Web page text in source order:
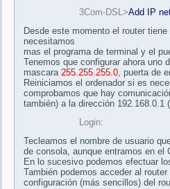
3Com-DSL>Add IP
Desde este momento el router
necesitamos
mas el programa de terminal y el
Tenemos que configurar ahora uno
mascara 255.255.255.0, puerta de
Reiniciamos el ordenador si es
comprobamos que hay
también) a la dirección 192.168.0.1
Login:
Tecleamos el nombre de usuario
de consola, aunque entramos en el
En lo sucesivo podemos efectuar
También podemos acceder al
configuración (más sencillos) del